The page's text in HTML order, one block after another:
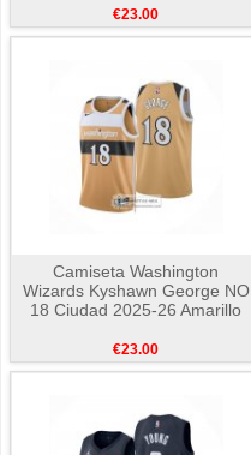
€23.00
Camiseta Washington
Wizards Kyshawn George NO
18 Ciudad 2025-26 Amarillo
€23.00